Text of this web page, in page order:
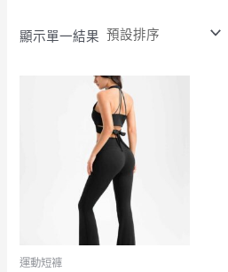
顯示單一結果
運動短褲